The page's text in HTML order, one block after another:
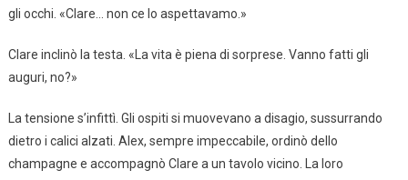
gli occhi. «Clare… non ce lo aspettavamo.»
Clare inclinò la testa. «La vita è piena di sorprese. Vanno fatti gli
auguri, no?»
La tensione s’infittì. Gli ospiti si muovevano a disagio, sussurrando
dietro i calici alzati. Alex, sempre impeccabile, ordinò dello
champagne e accompagnò Clare a un tavolo vicino. La loro